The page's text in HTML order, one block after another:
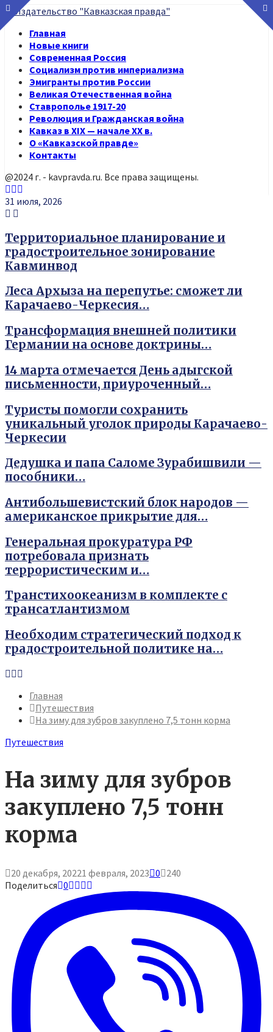
Главная
Новые книги
Современная Россия
Социализм против империализма
Эмигранты против России
Великая Отечественная война
Ставрополье 1917-20
Революция и Гражданская война
Кавказ в XIX — начале XX в.
О «Кавказской правде»
Контакты
@2024 г. - kavpravda.ru. Все права защищены.
Youtube
Vk
31 июля, 2026
Территориальное планирование и
градостроительное зонирование
Кавминвод
Леса Архыза на перепутье: сможет ли
Карачаево-Черкесия…
Трансформация внешней политики
Германии на основе доктрины…
14 марта отмечается День адыгской
письменности, приуроченный…
Туристы помогли сохранить
уникальный уголок природы Карачаево-
Черкесии
Дедушка и папа Саломе Зурабишвили —
пособники…
Антибольшевистский блок народов —
американское прикрытие для…
Генеральная прокуратура РФ
потребовала признать
террористическим и…
Транстихоокеанизм в комплекте с
трансатлантизмом
Необходим стратегический подход к
градостроительной политике на…
Youtube
Vk
Главная
Путешествия
На зиму для зубров закуплено 7,5 тонн корма
Путешествия
На зиму для зубров
закуплено 7,5 тонн
корма
20 декабря, 20221 февраля, 2023 0 240
Поделиться 0